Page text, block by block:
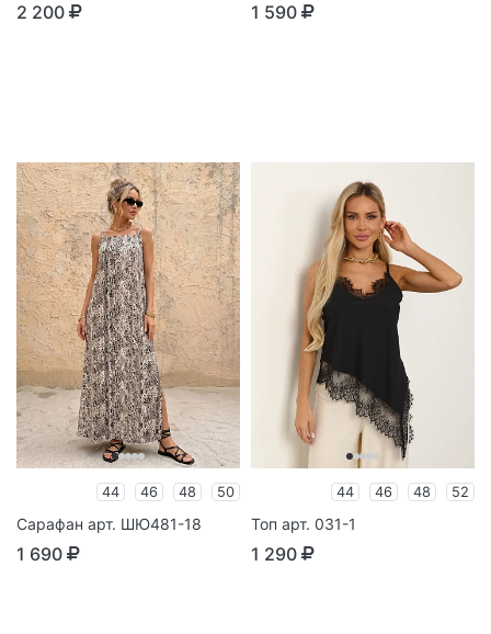
2 200 1 590
44 46 48 50
Сарафан арт. ШЮ481-18
1 690
44 46 48 52
Топ арт. 031-1
1 290